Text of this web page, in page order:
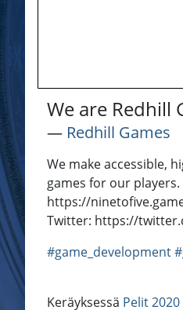
We are Redhill
― Redhill Games
We make accessible,
games for our
https://
Twitter: https://
#game_development
Keräyksessä Pelit 2020